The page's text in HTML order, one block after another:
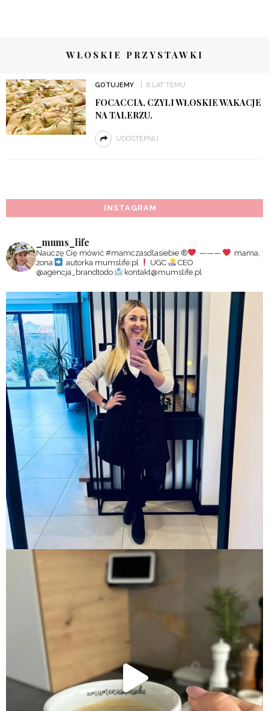
WŁOSKIE PRZYSTAWKI
GOTUJEMY 6 LAT TEMU
FOCACCIA, CZYLI WŁOSKIE WAKACJE
NA TALERZU.
UDOSTĘPNIJ
INSTAGRAM
_mums_life
Nauczę Cię mówić #mamczasdlasiebie ®️ ———
mama,
żona
autorka mumslife.pl UGC
CEO
@agencja_brandtodo
kontakt@mumslife.pl